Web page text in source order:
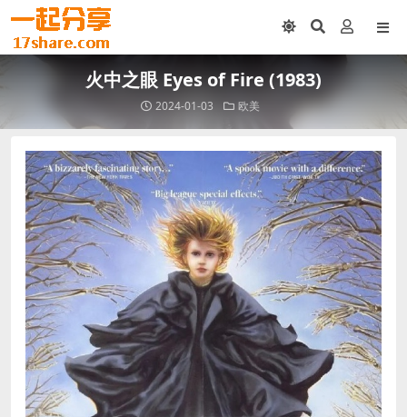
火中之眼 Eyes of Fire (1983)
2024-01-03 欧美